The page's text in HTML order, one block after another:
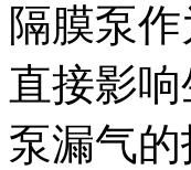
隔膜泵
直接影
泵漏气